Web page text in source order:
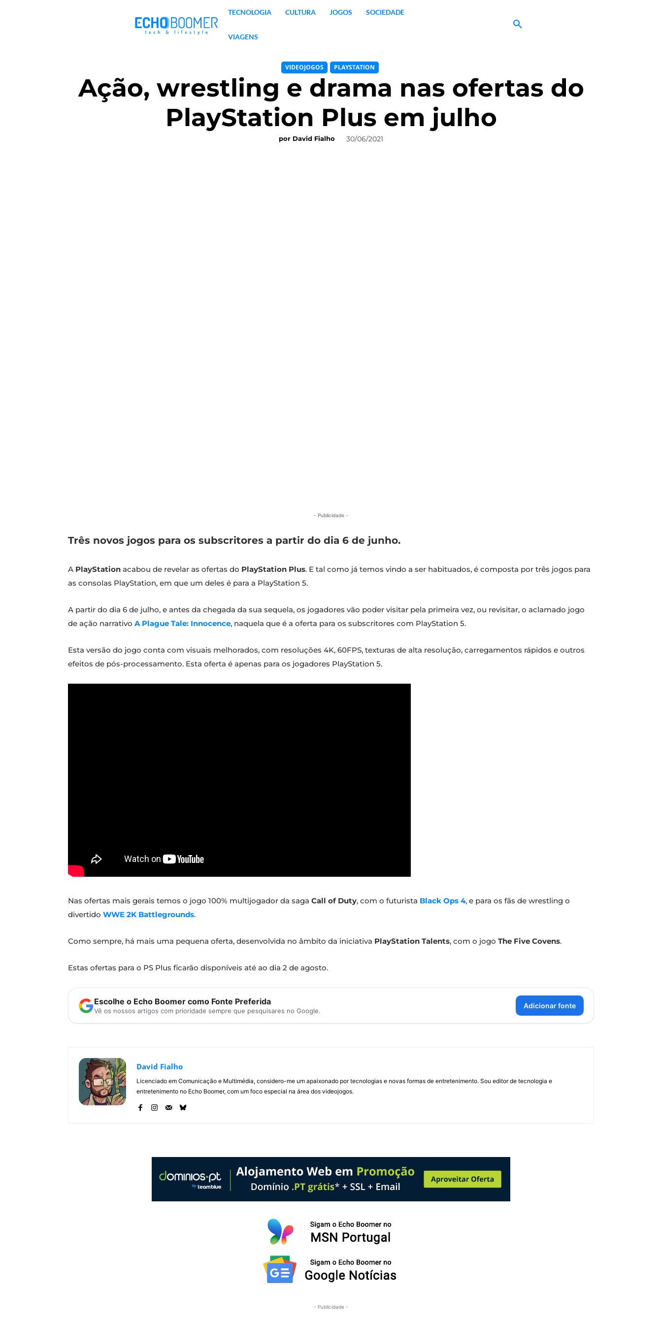
TECNOLOGIA CULTURA JOGOS SOCIEDADE
VIAGENS
VIDEOJOGOS PLAYSTATION
Ação, wrestling e drama nas ofertas do
PlayStation Plus em julho
por David Fialho 30/06/2021
- Publicidade -
Três novos jogos para os subscritores a partir do dia 6 de junho.
A PlayStation acabou de revelar as ofertas do PlayStation Plus. E tal como já temos vindo a ser habituados, é composta por três jogos para
as consolas PlayStation, em que um deles é para a PlayStation 5.
A partir do dia 6 de julho, e antes da chegada da sua sequela, os jogadores vão poder visitar pela primeira vez, ou revisitar, o aclamado jogo
de ação narrativo A Plague Tale: Innocence, naquela que é a oferta para os subscritores com PlayStation 5.
Esta versão do jogo conta com visuais melhorados, com resoluções 4K, 60FPS, texturas de alta resolução, carregamentos rápidos e outros
efeitos de pós-processamento. Esta oferta é apenas para os jogadores PlayStation 5.
Nas ofertas mais gerais temos o jogo 100% multijogador da saga Call of Duty, com o futurista Black Ops 4, e para os fãs de wrestling o
divertido WWE 2K Battlegrounds.
Como sempre, há mais uma pequena oferta, desenvolvida no âmbito da iniciativa PlayStation Talents, com o jogo The Five Covens.
Estas ofertas para o PS Plus ficarão disponíveis até ao dia 2 de agosto.
Escolhe o Echo Boomer como Fonte Preferida
Vê os nossos artigos com prioridade sempre que pesquisares no Google.
Adicionar fonte
David Fialho
Licenciado em Comunicação e Multimédia, considero-me um apaixonado por tecnologias e novas formas de entretenimento. Sou editor de tecnologia e
entretenimento no Echo Boomer, com um foco especial na área dos videojogos.
- Publicidade -